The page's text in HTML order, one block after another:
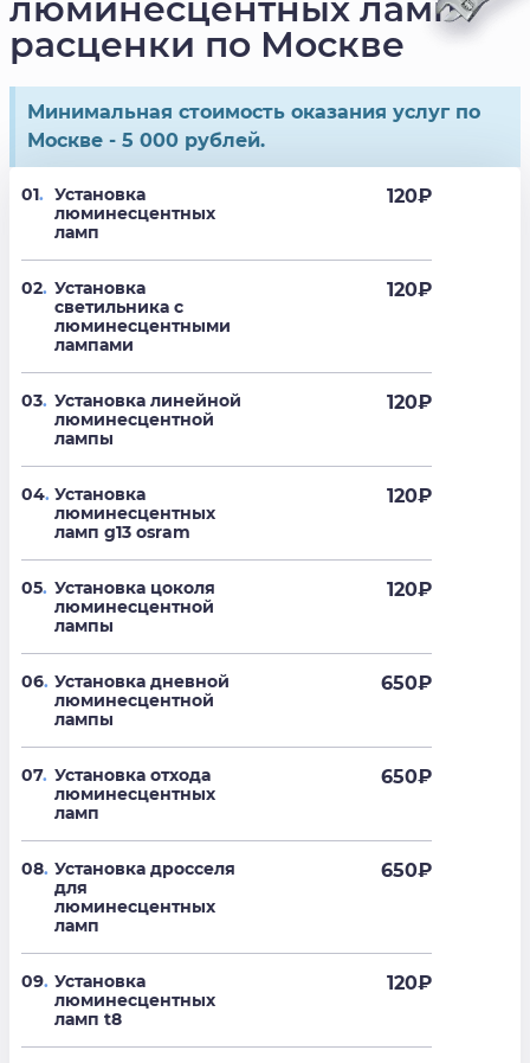
люминесцентных ламп
расценки по Москве
Минимальная стоимость оказания услуг по
Москве - 5 000 рублей.
01. Установка
люминесцентных
ламп
120₽
02. Установка
светильника с
люминесцентными
лампами
120₽
03. Установка линейной
люминесцентной
лампы
120₽
04. Установка
люминесцентных
ламп g13 osram
120₽
05. Установка цоколя
люминесцентной
лампы
120₽
06. Установка дневной
люминесцентной
лампы
650₽
07. Установка отхода
люминесцентных
ламп
650₽
08. Установка дросселя
для
люминесцентных
ламп
650₽
09. Установка
люминесцентных
ламп t8
120₽